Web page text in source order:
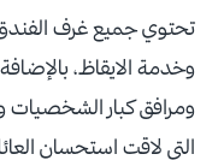
تحتوي جميع غرف
وخدمة الايقاظ،
ومرافق كبار الشخصيات
التي لاقت استحسان